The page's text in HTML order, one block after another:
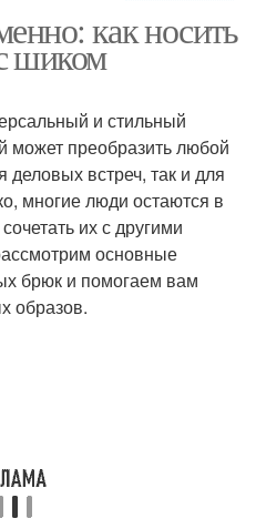
Романтический образ
Модный образ
Прическа для вечернего
образа
как носить
шиком
и стильный
может преобразить любой
деловых встреч, так и для
многие люди остаются в
их с другими
основные
брюк и помогаем вам
образов.